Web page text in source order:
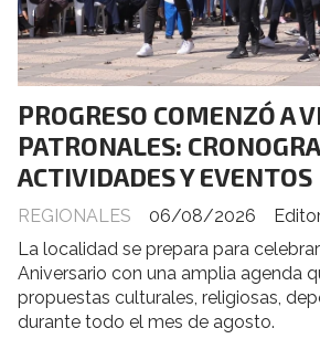
PROGRESO COMENZÓ A
PATRONALES:
ACTIVIDADES Y EVENTOS
REGIONALES
06/08/2026
La localidad se prepara para
Aniversario con una amplia agenda
propuestas culturales, religiosas,
durante todo el mes de agosto.